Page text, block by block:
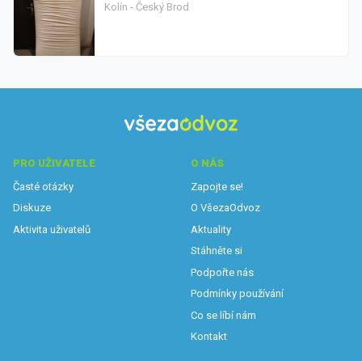
Kolín - Český Brod
PRO UŽIVATELE
Časté otázky
Diskuze
Aktivita uživatelů
O NÁS
Zapojte se!
O VšezaOdvoz
Aktuality
Stáhněte si
Podpořte nás
Podmínky používání
Co se líbí nám
Kontakt